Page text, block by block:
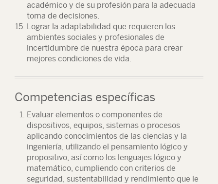
académico y de su profesión para la adecuada
toma de decisiones.
Lograr la adaptabilidad que requieren los
ambientes sociales y profesionales de
incertidumbre de nuestra época para crear
mejores condiciones de vida.
Competencias específicas
Evaluar elementos o componentes de
dispositivos, equipos, sistemas o procesos
aplicando conocimientos de las ciencias y la
ingeniería, utilizando el pensamiento lógico y
propositivo, así como los lenguajes lógico y
matemático, cumpliendo con criterios de
seguridad, sustentabilidad y rendimiento que le